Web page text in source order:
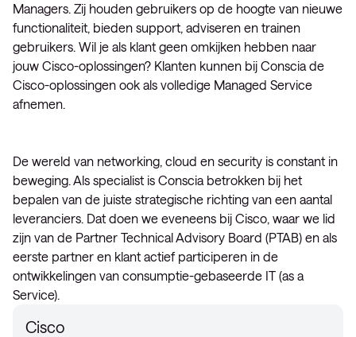
Managers. Zij houden gebruikers op de hoogte van nieuwe
functionaliteit, bieden support, adviseren en trainen
gebruikers. Wil je als klant geen omkijken hebben naar
jouw Cisco-oplossingen? Klanten kunnen bij Conscia de
Cisco-oplossingen ook als volledige Managed Service
afnemen.
De wereld van networking, cloud en security is constant in
beweging. Als specialist is Conscia betrokken bij het
bepalen van de juiste strategische richting van een aantal
leveranciers. Dat doen we eveneens bij Cisco, waar we lid
zijn van de Partner Technical Advisory Board (PTAB) en als
eerste partner en klant actief participeren in de
ontwikkelingen van consumptie-gebaseerde IT (as a
Service).
Cisco